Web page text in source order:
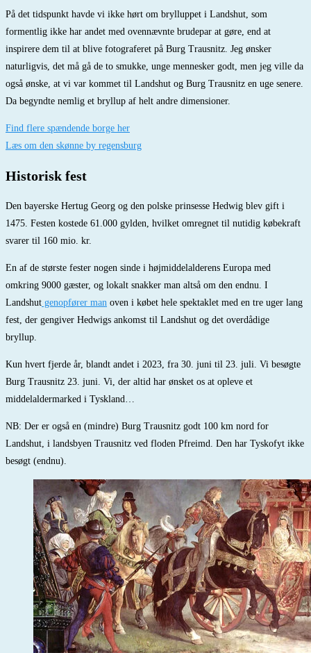
På det tidspunkt havde vi ikke hørt om brylluppet i Landshut, som
formentlig ikke har andet med ovennævnte brudepar at gøre, end at
inspirere dem til at blive fotograferet på Burg Trausnitz. Jeg ønsker
naturligvis, det må gå de to smukke, unge mennesker godt, men jeg ville da
også ønske, at vi var kommet til Landshut og Burg Trausnitz en uge senere.
Da begyndte nemlig et bryllup af helt andre dimensioner.
Find flere spændende borge her
Læs om den skønne by regensburg
Historisk fest
Den bayerske Hertug Georg og den polske prinsesse Hedwig blev gift i
1475. Festen kostede 61.000 gylden, hvilket omregnet til nutidig købekraft
svarer til 160 mio. kr.
En af de største fester nogen sinde i højmiddelalderens Europa med
omkring 9000 gæster, og lokalt snakker man altså om den endnu. I
Landshut genopfører man oven i købet hele spektaklet med en tre uger lang
fest, der gengiver Hedwigs ankomst til Landshut og det overdådige
bryllup.
Kun hvert fjerde år, blandt andet i 2023, fra 30. juni til 23. juli. Vi besøgte
Burg Trausnitz 23. juni. Vi, der altid har ønsket os at opleve et
middelaldermarked i Tyskland…
NB: Der er også en (mindre) Burg Trausnitz godt 100 km nord for
Landshut, i landsbyen Trausnitz ved floden Pfreimd. Den har Tyskofyt ikke
besøgt (endnu).